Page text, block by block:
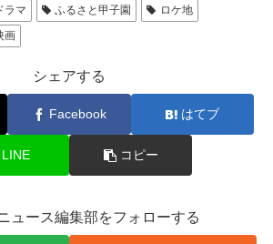
ラマ ふるさと甲子園
ロケ地
画
シェアする
Facebook はてブ
LINE コピー
ュース編集部をフォローする